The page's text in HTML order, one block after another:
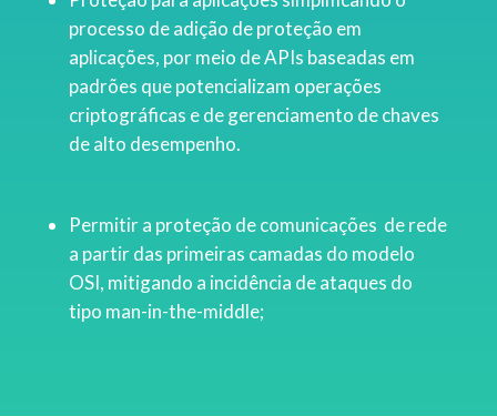
processo de adição de proteção em
aplicações, por meio de APIs baseadas em
padrões que potencializam operações
criptográficas e de gerenciamento de chaves
de alto desempenho.
Permitir a proteção de comunicações de rede
a partir das primeiras camadas do modelo
OSI, mitigando a incidência de ataques do
tipo man-in-the-middle;